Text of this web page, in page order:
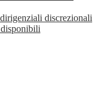
discrezionali